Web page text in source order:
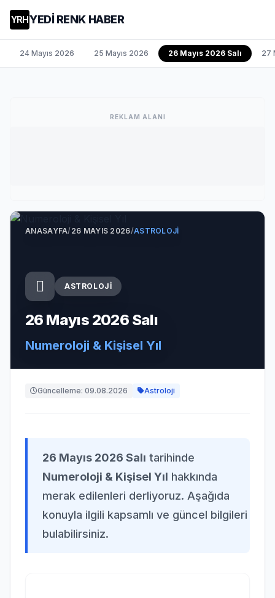
YRHYEDİ RENK HABER
24 Mayıs 2026 25 Mayıs 2026 26 Mayıs 2026 Salı 27
REKLAM ALANI
ANASAYFA/26 MAYIS 2026/ASTROLOJI
ASTROLOJI
26 Mayıs 2026 Salı
Numeroloji & Kişisel Yıl
Güncelleme: 09.08.2026 Astroloji
26 Mayıs 2026 Salı tarihinde
Numeroloji & Kişisel Yıl hakkında
merak edilenleri derliyoruz. Aşağıda
konuyla ilgili kapsamlı ve güncel bilgileri
bulabilirsiniz.